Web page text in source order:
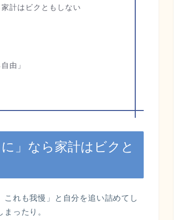
計はビクともしない
由」
」なら家計はビクと
れも我慢」と自分を追い詰めてし
ったり。